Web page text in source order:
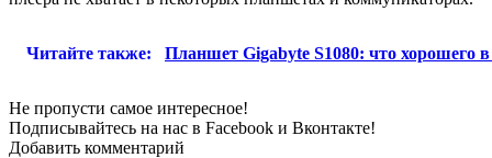
Читайте также: Планшет Gigabyte S1080: что хорошего
Не пропусти самое интересное!
Подписывайтесь на нас в Facebook и Вконтакте!
Добавить комментарий